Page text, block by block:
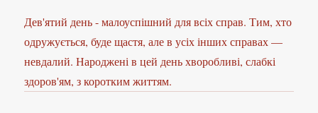
Дев'ятий день - малоуспішний для всіх справ. Тим, хто
одружується, буде щастя, але в усіх інших справах —
невдалий. Народжені в цей день хворобливі, слабкі
здоров'ям, з коротким життям.